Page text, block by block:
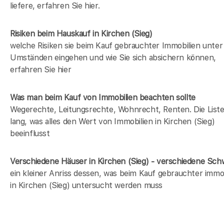
liefere, erfahren Sie hier.
Risiken beim Hauskaufin Kirchen (Sieg)
welche Risiken sie beim Kauf gebrauchter Immobilien unter
Umständen eingehen und wie Sie sich absichern können,
erfahren Sie hier
Was man beim Kauf von Immobilien beachten sollte
Wegerechte, Leitungsrechte, Wohnrecht, Renten. Die
lang, was alles den Wert von Immobilien in Kirchen (Sieg)
beeinflusst
Verschiedene Häuser in Kirchen (Sieg) - verschiedene
ein kleiner Anriss dessen, was beim Kauf gebrauchter
in Kirchen (Sieg) untersucht werden muss